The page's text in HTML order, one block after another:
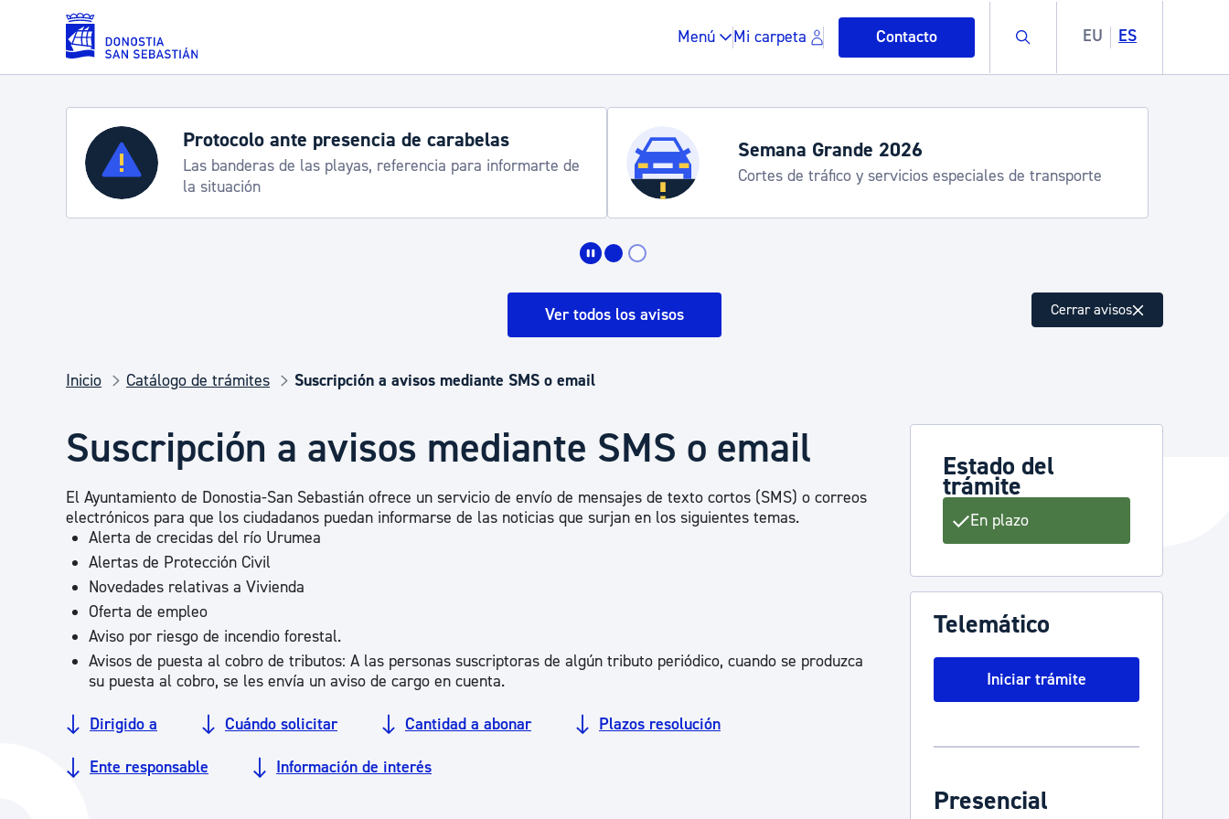
Saltar al contenido principal
Menú Mi carpeta Contacto Buscar EU ES
Servicios
Padrón y asuntos personales
Espacio público, residuos y medioambiente
Infancia y juventud
Participación ciudadana y asociacionismo
Protocolo ante presencia de carabelas
Las banderas de las playas, referencia para informarte de
la situación
Semana Grande 2026
Cortes de tráfico y servicios especiales de transporte
Ver todos los avisos Cerrar avisos
Inicio Catálogo de trámites Suscripción a avisos mediante SMS o email
Suscripción a avisos mediante SMS o email
El Ayuntamiento de Donostia-San Sebastián ofrece un servicio de envío de mensajes de texto cortos (SMS) o correos
electrónicos para que los ciudadanos puedan informarse de las noticias que surjan en los siguientes temas.
Alerta de crecidas del río Urumea
Alertas de Protección Civil
Novedades relativas a Vivienda
Oferta de empleo
Aviso por riesgo de incendio forestal.
Avisos de puesta al cobro de tributos: A las personas suscriptoras de algún tributo periódico, cuando se produzca
su puesta al cobro, se les envía un aviso de cargo en cuenta.
Dirigido a Cuándo solicitar Cantidad a abonar Plazos resolución
Ente responsable Información de interés
Estado del
trámite
En plazo
Telemático
Iniciar trámite
Presencial